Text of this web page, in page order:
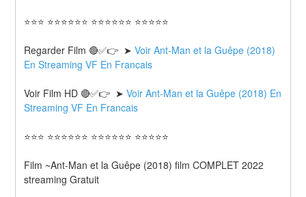
⭐⭐⭐ ⭐⭐⭐⭐⭐⭐ ⭐⭐⭐⭐⭐⭐ ⭐⭐⭐⭐⭐
Regarder Film 🔴✅👉  ➤ Voir Ant-Man et la Guêpe (2018)
En Streaming VF En Francais
Voir Film HD 🔴✅👉  ➤ Voir Ant-Man et la Guêpe (2018) En
Streaming VF En Francais
⭐⭐⭐ ⭐⭐⭐⭐⭐⭐ ⭐⭐⭐⭐⭐⭐ ⭐⭐⭐⭐⭐
Film ~Ant-Man et la Guêpe (2018) film COMPLET 2022
streaming Gratuit